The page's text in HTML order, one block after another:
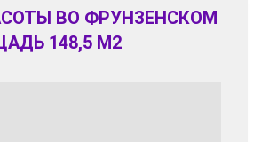
ВО ФРУНЗЕНСКОМ
148,5 М2